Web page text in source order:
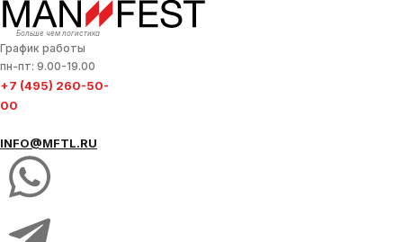
Больше чем логистика
График работы
пн-пт: 9.00-19.00
+7 (495) 260-50-
00
INFO@MFTL.RU